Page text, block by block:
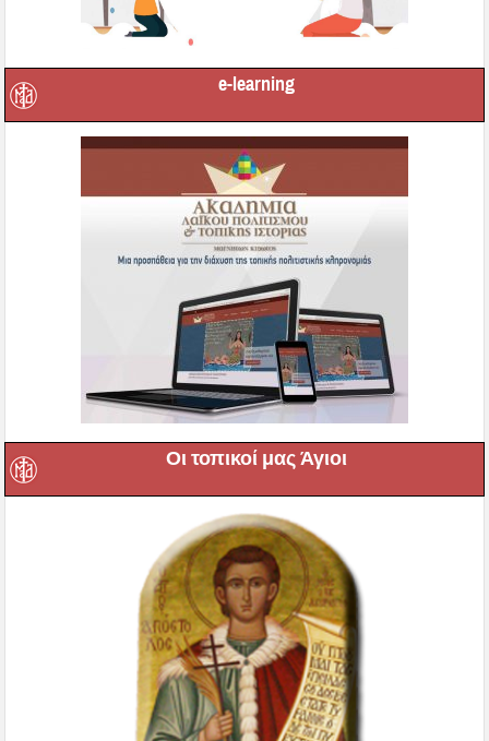
Οι τοπικοί μας Άγιοι
Οι Ιεροί μας Ναοί